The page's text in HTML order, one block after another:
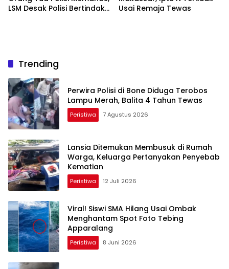
LSM Desak Polisi Bertindak
Usai Remaja Tewas
Trending
Perwira Polisi di Bone Diduga Terobos
Lampu Merah, Balita 4 Tahun Tewas
Peristiwa 7 Agustus 2026
Lansia Ditemukan Membusuk di Rumah
Warga, Keluarga Pertanyakan Penyebab
Kematian
Peristiwa 12 Juli 2026
Viral! Siswi SMA Hilang Usai Ombak
Menghantam Spot Foto Tebing
Apparalang
Peristiwa 8 Juni 2026